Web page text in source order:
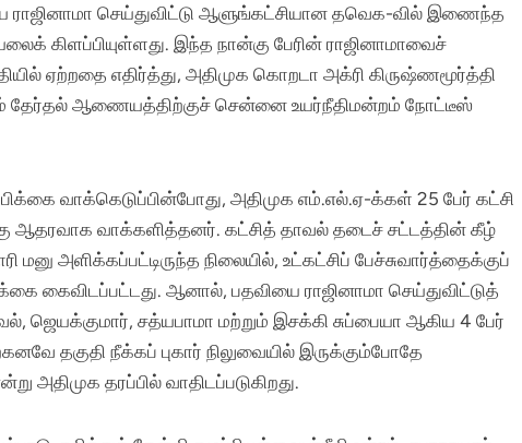
செய்துவிட்டு ஆளுங்கட்சியான தவெக-வில் இணைந்த
கிளப்பியுள்ளது. இந்த நான்கு பேரின் ராஜினாமாவைச்
ஏற்றதை எதிர்த்து, அதிமுக கொறடா அக்ரி கிருஷ்ணமூர்த்தி
தேர்தல் ஆணையத்திற்குச் சென்னை உயர்நீதிமன்றம் நோட்டீஸ்
வாக்கெடுப்பின்போது, அதிமுக எம்.எல்.ஏ-க்கள் 25 பேர் கட்சி
ஆதரவாக வாக்களித்தனர். கட்சித் தாவல் தடைச் சட்டத்தின் கீழ்
அளிக்கப்பட்டிருந்த நிலையில், உட்கட்சிப் பேச்சுவார்த்தைக்குப்
கைவிடப்பட்டது. ஆனால், பதவியை ராஜினாமா செய்துவிட்டுத்
சத்யபாமா மற்றும் இசக்கி சுப்பையா ஆகிய 4 பேர்
தகுதி நீக்கப் புகார் நிலுவையில் இருக்கும்போதே
அதிமுக தரப்பில் வாதிடப்படுகிறது.